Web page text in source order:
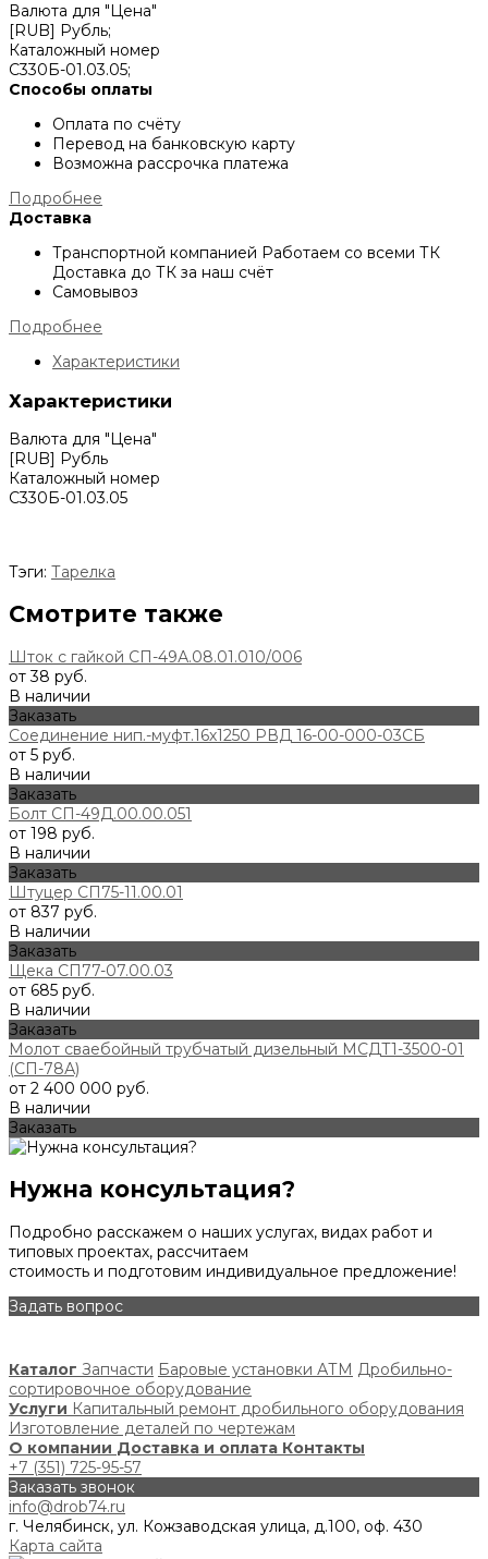
Валюта для "Цена"
[RUB] Рубль;
Каталожный номер
С330Б-01.03.05;
Способы оплаты
Оплата по счёту
Перевод на банковскую карту
Возможна рассрочка платежа
Подробнее
Доставка
Транспортной компанией Работаем со всеми ТК
Доставка до ТК за наш счёт
Самовывоз
Подробнее
Характеристики
Характеристики
Валюта для "Цена"
[RUB] Рубль
Каталожный номер
С330Б-01.03.05
Тэги: Тарелка
Смотрите также
Шток с гайкой СП-49А.08.01.010/006
от 38 руб.
В наличии
Заказать
Соединение нип.-муфт.16х1250 РВД 16-00-000-03СБ
от 5 руб.
В наличии
Заказать
Болт СП-49Д.00.00.051
от 198 руб.
В наличии
Заказать
Штуцер СП75-11.00.01
от 837 руб.
В наличии
Заказать
Щека СП77-07.00.03
от 685 руб.
В наличии
Заказать
Молот сваебойный трубчатый дизельный МСДТ1-3500-01
(СП-78А)
от 2 400 000 руб.
В наличии
Заказать
Нужна консультация?
Подробно расскажем о наших услугах, видах работ и
типовых проектах, рассчитаем
стоимость и подготовим индивидуальное предложение!
Задать вопрос
Каталог Запчасти Баровые установки АТМ Дробильно-
сортировочное оборудование
Услуги Капитальный ремонт дробильного оборудования
Изготовление деталей по чертежам
О компании Доставка и оплата Контакты
+7 (351) 725-95-57
Заказать звонок
info@drob74.ru
г. Челябинск, ул. Кожзаводская улица, д.100, оф. 430
Карта сайта